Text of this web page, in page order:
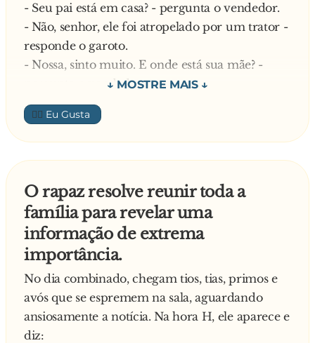
- Seu pai está em casa? - pergunta o vendedor.
- Não, senhor, ele foi atropelado por um trator -
responde o garoto.
- Nossa, sinto muito. E onde está sua mãe? -
pergunta o vendedor.
- Ela foi atropelada por um trator.
- Meu Deus, e onde estão seus irmãos e irmãs?
- Atropelados por um trator.
- E quem está tomando conta de você? Onde
- Atropelados por um trator.
- Meu Deus! Você está sozinho? E o que você
ficou fazendo todo esse tempo?
- Dirigindo um trator.
👍🏼
O rapaz resolve reunir toda a
família para revelar uma
informação de extrema
importância.
No dia combinado, chegam tios, tias, primos e
avós que se espremem na sala, aguardando
ansiosamente a notícia. Na hora H, ele aparece e
diz: